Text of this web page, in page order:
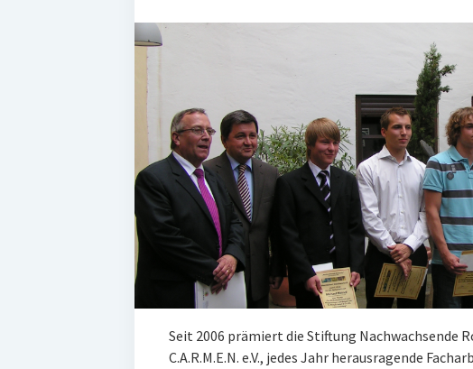
Seit 2006 prämiert die Stiftung Nachwachsende
C.A.R.M.E.N. e.V., jedes Jahr herausragende